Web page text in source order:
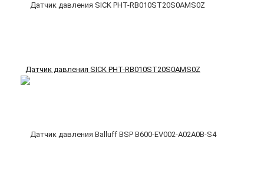
Датчик давления SICK PHT-RB010ST20S0AMS0Z